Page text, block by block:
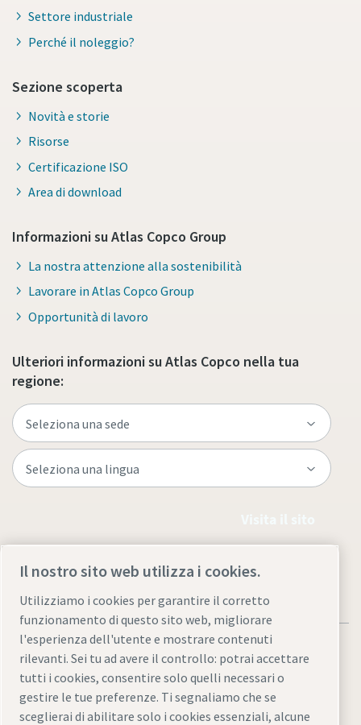
Settore industriale
Perché il noleggio?
Sezione scoperta
Novità e storie
Risorse
Certificazione ISO
Area di download
Informazioni su Atlas Copco Group
La nostra attenzione alla sostenibilità
Lavorare in Atlas Copco Group
Opportunità di lavoro
Ulteriori informazioni su Atlas Copco nella tua
regione:
Note legali e informativa sulla privacy
Il nostro sito web utilizza i cookies.
Utilizziamo i cookies per garantire il corretto
funzionamento di questo sito web, migliorare
l'esperienza dell'utente e mostrare contenuti
rilevanti. Sei tu ad avere il controllo: potrai accettare
tutti i cookies, consentire solo quelli necessari o
gestire le tue preferenze. Ti segnaliamo che se
sceglierai di abilitare solo i cookies essenziali, alcune